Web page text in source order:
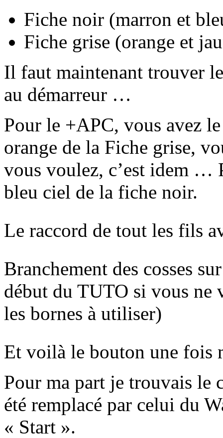
Fiche noir (marron et
Fiche grise (orange et
Il faut maintenant trouver
au démarreur …
Pour le +APC, vous avez
orange de la Fiche grise,
vous voulez, c’est idem …
bleu ciel de la fiche noir.
Le raccord de tout les fils
Branchement des cosses
début du TUTO si vous ne
les bornes à utiliser)
Et voilà le bouton une fois
Pour ma part je trouvais le
été remplacé par celui du
« Start ».